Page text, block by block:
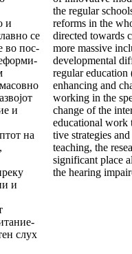
и
се
во пос­
и
на
и
слух
the regular
reforms in the
directed towards
more massive
developmental
regular
enhancing and
working in the
change of the
educational
tive strategies
teaching, the
significant place
the hearing